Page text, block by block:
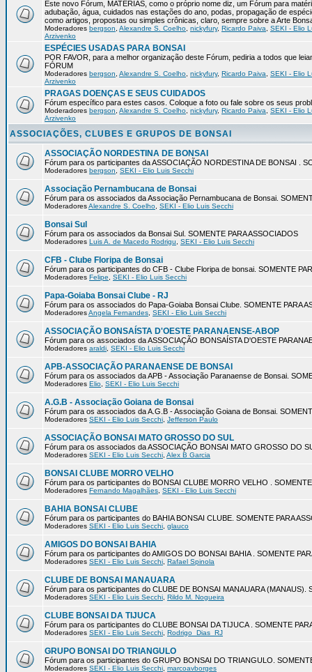
Este novo Fórum, MATÉRIAS, como o próprio nome diz, um Fórum para
adubação, água, cuidados nas estações do ano, podas, propagação de
como artigos, propostas ou simples crônicas, claro, sempre sobre a Arte
Moderadores bergson Alexandre S. Coelho nickyfury, Ricardo Paiva
SEKI - Elio
Arzivenko
ESPÉCIES USADAS PARA BONSAI
POR FAVOR, para a melhor organização deste Fórum, pediria a todos que
FÓRUM
Moderadores bergson Alexandre S. Coelho nickyfury, Ricardo Paiva
SEKI - Elio
Arzivenko
PRAGAS DOENÇAS E SEUS CUIDADOS
Fórum específico para estes casos. Coloque a foto ou fale sobre os seus
Moderadores bergson Alexandre S. Coelho nickyfury, Ricardo Paiva
SEKI - Elio
Arzivenko
ASSOCIAÇÕES, CLUBES E GRUPOS DE BONSAI
ASSOCIAÇÃO NORDESTINA DE BONSAI
Fórum para os participantes da ASSOCIAÇÃO NORDESTINA DE BONSAI .
Moderadores bergson SEKI - Elio Luis Secchi
Associação Pernambucana de Bonsai
Fórum para os associados da Associação Pernambucana de Bonsai.
ModeradoresAlexandre S. Coelho SEKI - Elio Luis Secchi
Bonsai Sul
Fórum para os associados da Bonsai Sul. SOMENTE PARA ASSOCIADOS
Moderadores Luis A. de Macedo Rodrigu SEKI - Elio Luis Secchi
CFB - Clube Floripa de Bonsai
Fórum para os participantes do CFB - Clube Floripa de bonsai. SOMENTE
Moderadores Felipe SEKI - Elio Luis Secchi
Papa-Goiaba Bonsai Clube - RJ
Fórum para os associados do Papa-Goiaba Bonsai Clube. SOMENTE PARA
ModeradoresAngela Fernandes SEKI - Elio Luis Secchi
ASSOCIAÇÃO BONSAÍSTA D'OESTE PARANAENSE-ABOP
Fórum para os associados da ASSOCIAÇÃO BONSAÍSTA D'OESTE
Moderadores araldi SEKI - Elio Luis Secchi
APB-ASSOCIAÇÃO PARANAENSE DE BONSAI
Fórum para os associados da APB - Associação Paranaense de Bonsai.
Moderadores Elio SEKI - Elio Luis Secchi
A.G.B - Associação Goiana de Bonsai
Fórum para os associados da A.G.B - Associação Goiana de Bonsai.
Moderadores SEKI - Elio Luis Secchi Jefferson Paulo
ASSOCIAÇÃO BONSAI MATO GROSSO DO SUL
Fórum para os associados da ASSOCIAÇÃO BONSAI MATO GROSSO DO
Moderadores SEKI - Elio Luis Secchi Alex B Garcia
BONSAI CLUBE MORRO VELHO
Fórum para os participantes do BONSAI CLUBE MORRO VELHO .
Moderadores Fernando Magalhães SEKI - Elio Luis Secchi
BAHIA BONSAI CLUBE
Fórum para os participantes do BAHIA BONSAI CLUBE. SOMENTE PARA
Moderadores SEKI - Elio Luis Secchi glauco
AMIGOS DO BONSAI BAHIA
Fórum para os participantes do AMIGOS DO BONSAI BAHIA . SOMENTE
Moderadores SEKI - Elio Luis Secchi Rafael Spinola
CLUBE DE BONSAI MANAUARA
Fórum para os participantes do CLUBE DE BONSAI MANAUARA (MANAUS).
Moderadores SEKI - Elio Luis Secchi Rildo M. Nogueira
CLUBE BONSAI DA TIJUCA
Fórum para os participantes do CLUBE BONSAI DA TIJUCA . SOMENTE
Moderadores SEKI - Elio Luis Secchi Rodrigo_Dias_RJ
GRUPO BONSAI DO TRIANGULO
Fórum para os participantes do GRUPO BONSAI DO TRIANGULO.
Moderadores SEKI - Elio Luis Secchi marcoavborges